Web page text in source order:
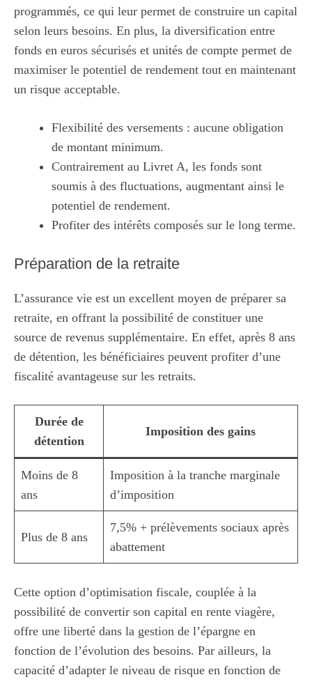
programmés, ce qui leur permet de construire un capital
selon leurs besoins. En plus, la diversification entre
fonds en euros sécurisés et unités de compte permet de
maximiser le potentiel de rendement tout en maintenant
un risque acceptable.
Flexibilité des versements : aucune obligation
de montant minimum.
Contrairement au Livret A, les fonds sont
soumis à des fluctuations, augmentant ainsi le
potentiel de rendement.
Profiter des intérêts composés sur le long terme.
Préparation de la retraite
L’assurance vie est un excellent moyen de préparer sa
retraite, en offrant la possibilité de constituer une
source de revenus supplémentaire. En effet, après 8 ans
de détention, les bénéficiaires peuvent profiter d’une
fiscalité avantageuse sur les retraits.
Durée de
détention
Imposition des gains
Moins de 8
ans
Imposition à la tranche marginale
d’imposition
Plus de 8 ans
7,5% + prélèvements sociaux après
abattement
Cette option d’optimisation fiscale, couplée à la
possibilité de convertir son capital en rente viagère,
offre une liberté dans la gestion de l’épargne en
fonction de l’évolution des besoins. Par ailleurs, la
capacité d’adapter le niveau de risque en fonction de